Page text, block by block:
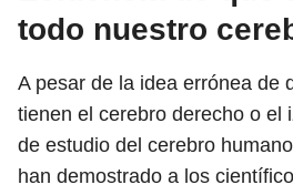
todo nuestro
A pesar de la idea errónea de
tienen el cerebro derecho o el
de estudio del cerebro
han demostrado a los